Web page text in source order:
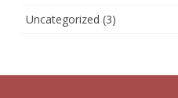
Uncategorized (3)